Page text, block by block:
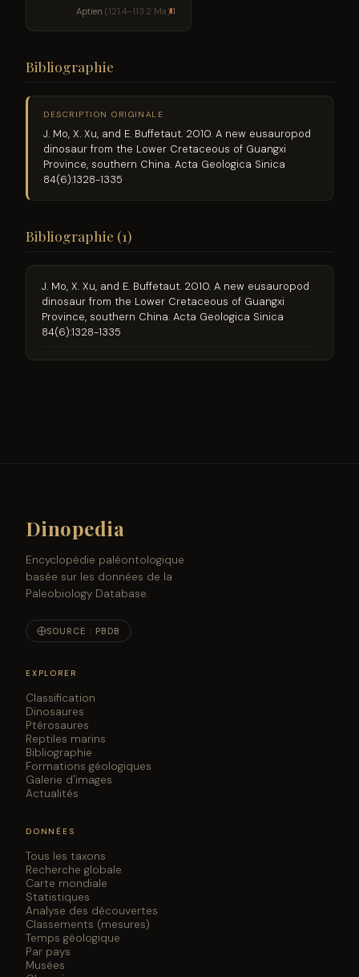
Aptien (121.4–113.2 Ma) 1
Bibliographie
DESCRIPTION ORIGINALE
J. Mo, X. Xu, and E. Buffetaut. 2010. A new eusauropod
dinosaur from the Lower Cretaceous of Guangxi
Province, southern China. Acta Geologica Sinica
84(6):1328-1335
Bibliographie (1)
J. Mo, X. Xu, and E. Buffetaut. 2010. A new eusauropod
dinosaur from the Lower Cretaceous of Guangxi
Province, southern China. Acta Geologica Sinica
84(6):1328-1335
Dinopedia
Encyclopédie paléontologique
basée sur les données de la
Paleobiology Database.
SOURCE : PBDB
EXPLORER
Classification
Dinosaures
Ptérosaures
Reptiles marins
Bibliographie
Formations géologiques
Galerie d'images
Actualités
DONNÉES
Tous les taxons
Recherche globale
Carte mondiale
Statistiques
Analyse des découvertes
Classements (mesures)
Temps géologique
Par pays
Musées